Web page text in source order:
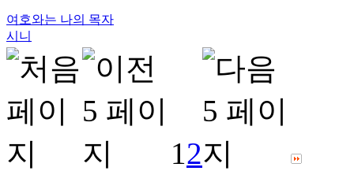
여호와는 나의 목자
시니
12